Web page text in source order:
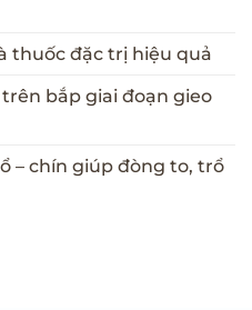
thuốc đặc trị hiệu quả
bắp giai đoạn gieo
– chín giúp đòng to, trổ